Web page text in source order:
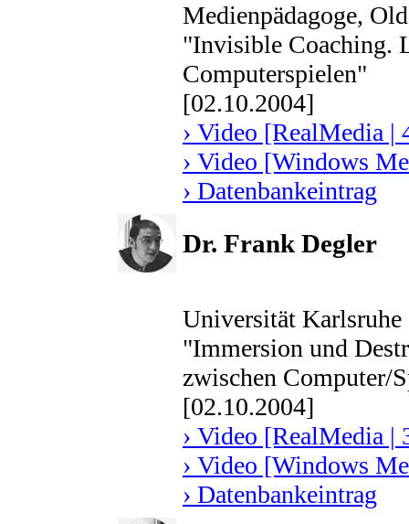
Medienpädagoge,
"Invisible Coaching.
Computerspielen"
[02.10.2004]
› Video [RealMedia |
› Video [Windows
› Datenbankeintrag
Dr. Frank Degler
Universität Karlsruhe
"Immersion und
zwischen Computer/
[02.10.2004]
› Video [RealMedia |
› Video [Windows
› Datenbankeintrag